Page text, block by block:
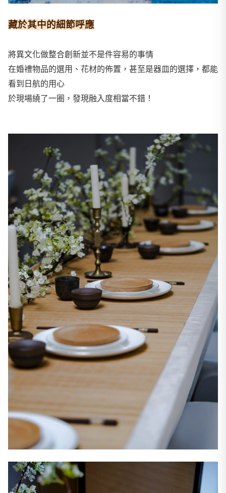
藏於其中的細節呼應
將異文化做整合創新並不是件容易的事情
在婚禮物品的選用、花材的佈置，甚至是器皿的選擇，都能
看到日航的用心
於現場繞了一圈，發現融入度相當不錯！